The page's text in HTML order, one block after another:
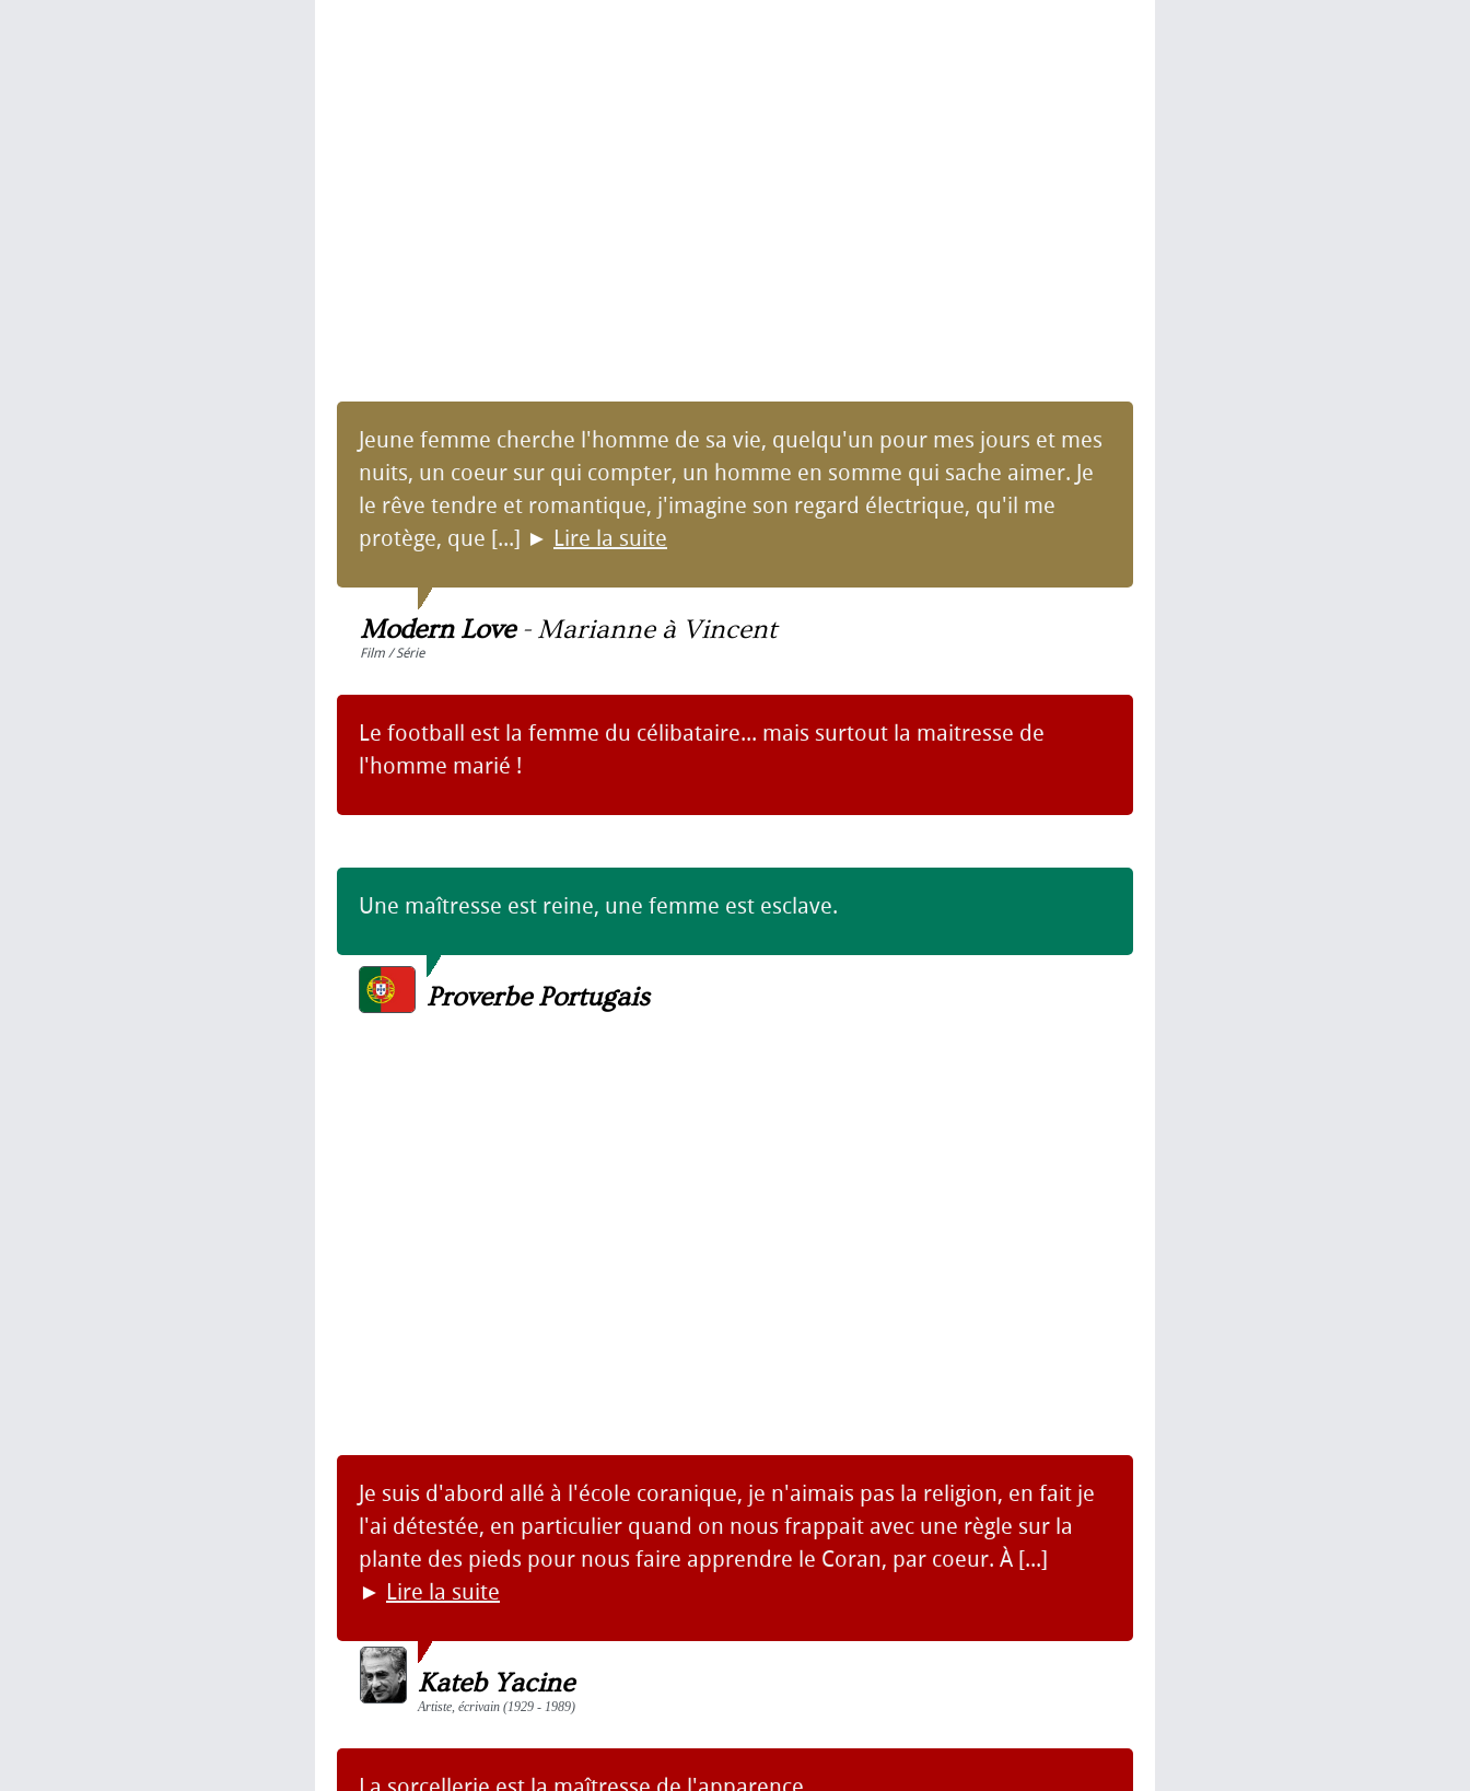
Jeune femme cherche l'homme de sa vie, quelqu'un pour mes jours et mes
nuits, un coeur sur qui compter, un homme en somme qui sache aimer. Je
le rêve tendre et romantique, j'imagine son regard électrique, qu'il me
protège, que [...] ► Lire la suite
Modern Love- Marianne à Vincent
Film / Série
Le football est la femme du célibataire... mais surtout la maitresse de
l'homme marié !
Une maîtresse est reine, une femme est esclave.
Proverbe Portugais
Je suis d'abord allé à l'école coranique, je n'aimais pas la religion, en fait je
l'ai détestée, en particulier quand on nous frappait avec une règle sur la
plante des pieds pour nous faire apprendre le Coran, par coeur. À [...]
► Lire la suite
Kateb Yacine
Artiste, écrivain (1929 - 1989)